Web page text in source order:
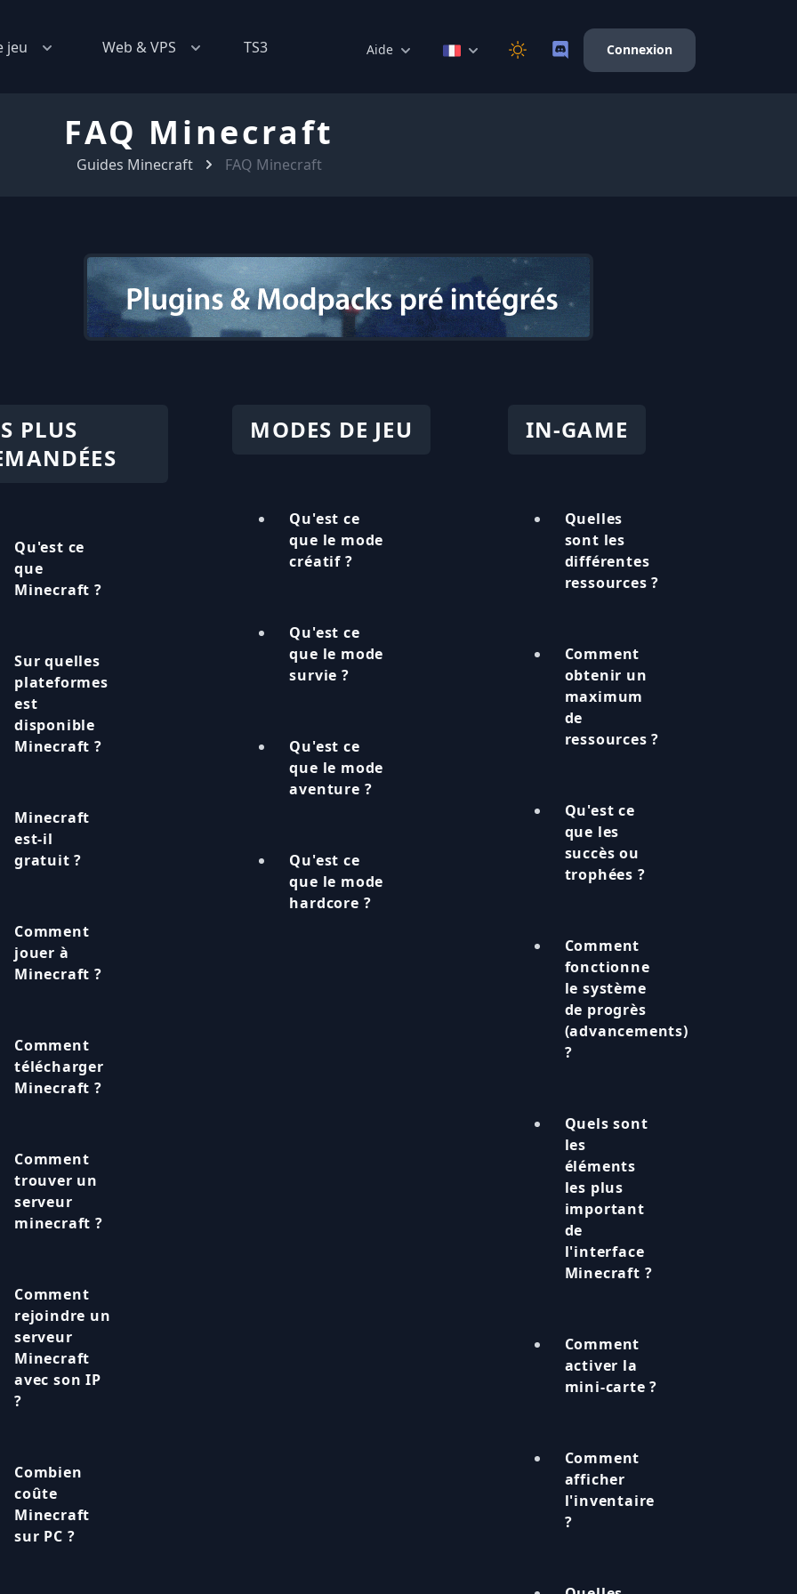
jeu Web & VPS TS3 Aide Connexion
FAQ Minecraft
Guides Minecraft FAQ Minecraft
PLUS
Qu'est ce
que
Minecraft ?
Sur quelles
plateformes
est
disponible
Minecraft ?
Minecraft
est-il
gratuit ?
Comment
jouer à
Minecraft ?
Comment
télécharger
Minecraft ?
Comment
trouver un
serveur
minecraft ?
Comment
rejoindre un
serveur
Minecraft
avec son IP
?
Combien
coûte
Minecraft
sur PC ?
MODES DE JEU
Qu'est ce
que le mode
créatif ?
Qu'est ce
que le mode
survie ?
Qu'est ce
que le mode
aventure ?
Qu'est ce
que le mode
hardcore ?
IN-GAME
Quelles
sont les
différentes
ressources ?
Comment
obtenir un
maximum
de
ressources ?
Qu'est ce
que les
succès ou
trophées ?
Comment
fonctionne
le système
de progrès
(advancements)
?
Quels sont
les
éléments
les plus
important
de
l'interface
Minecraft ?
Comment
activer la
mini-carte ?
Comment
afficher
l'inventaire
?